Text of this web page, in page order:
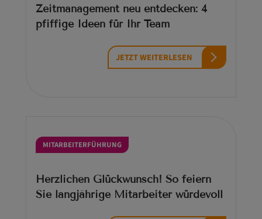
Zeitmanagement neu entdecken: 4
pfiffige Ideen für Ihr Team
JETZT WEITERLESEN
MITARBEITERFÜHRUNG
Herzlichen Glückwunsch! So feiern
Sie langjährige Mitarbeiter würdevoll